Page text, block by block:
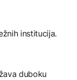
institucija.
duboku